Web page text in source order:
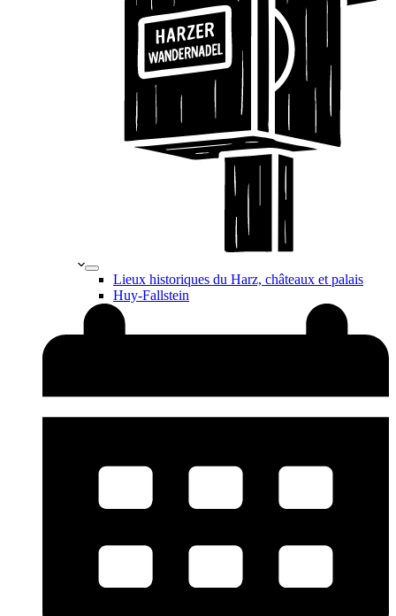
Lieux historiques du Harz, châteaux et palais
Huy-Fallstein